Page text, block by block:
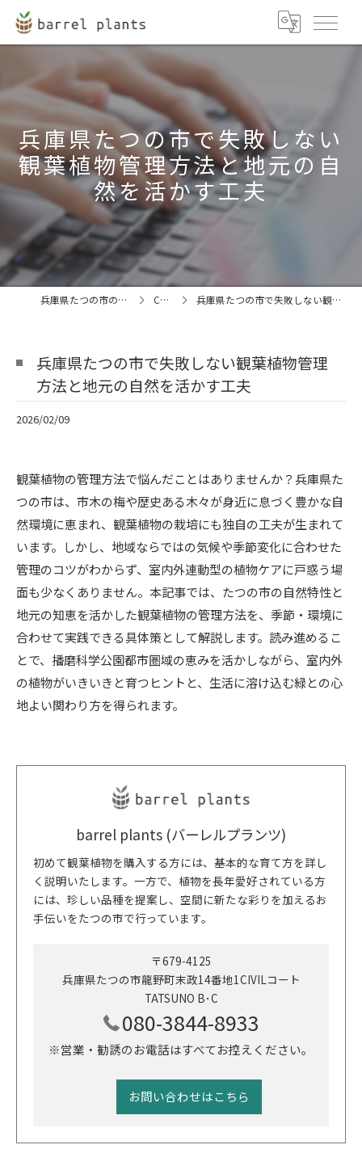
兵庫県たつの市で失敗しない
観葉植物管理方法と地元の自
然を活かす工夫
兵庫県たつの市の観葉植物ならbarrel plants COLUMN 兵庫県たつの市で失敗しない観葉植物管理方法と地元の自然を活かす工夫
兵庫県たつの市で失敗しない観葉植物管理
方法と地元の自然を活かす工夫
2026/02/09
観葉植物の管理方法で悩んだことはありませんか？兵庫県た
つの市は、市木の梅や歴史ある木々が身近に息づく豊かな自
然環境に恵まれ、観葉植物の栽培にも独自の工夫が生まれて
います。しかし、地域ならではの気候や季節変化に合わせた
管理のコツがわからず、室内外連動型の植物ケアに戸惑う場
面も少なくありません。本記事では、たつの市の自然特性と
地元の知恵を活かした観葉植物の管理方法を、季節・環境に
合わせて実践できる具体策として解説します。読み進めるこ
とで、播磨科学公園都市圏域の恵みを活かしながら、室内外
の植物がいきいきと育つヒントと、生活に溶け込む緑との心
地よい関わり方を得られます。
barrel plants (バーレルプランツ)
初めて観葉植物を購入する方には、基本的な育て方を詳し
く説明いたします。一方で、植物を長年愛好されている方
には、珍しい品種を提案し、空間に新たな彩りを加えるお
手伝いをたつの市で行っています。
〒679-4125
兵庫県たつの市龍野町末政14番地1CIVILコート
TATSUNO B･C
080-3844-8933
※営業・勧誘のお電話はすべてお控えください。
お問い合わせはこちら